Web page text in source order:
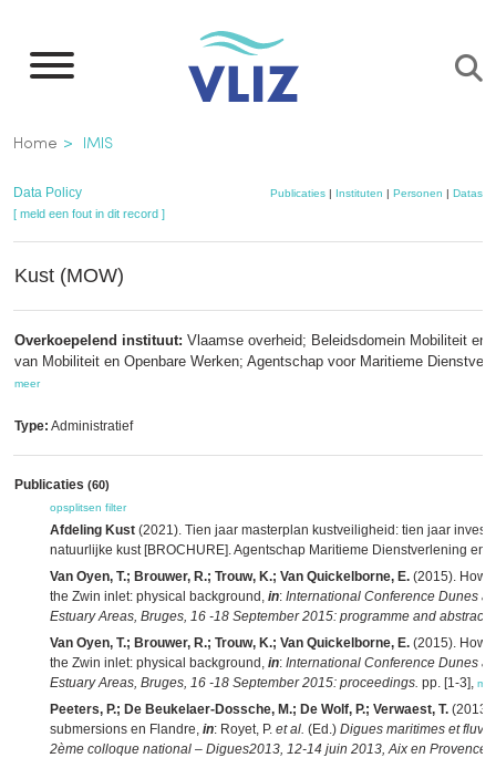
naar
inhoud
gaan
Kruimelpad
Home IMIS
Data Policy Publicaties | Instituten | Personen |
[ meld een fout in dit record ]
Kust (MOW)
Overkoepelend instituut: Vlaamse overheid; Beleidsdomein Mobiliteit en
van Mobiliteit en Openbare Werken; Agentschap voor Maritieme
meer
Type: Administratief
Publicaties (60)
opsplitsen filter
Afdeling Kust (2021). Tien jaar masterplan kustveiligheid: tien jaar
natuurlijke kust [BROCHURE]. Agentschap Maritieme Dienstverlening en
Van Oyen, T.; Brouwer, R.; Trouw, K.; Van Quickelborne, E. (2015). How
the Zwin inlet: physical background, in: International Conference Dunes
Estuary Areas, Bruges, 16 -18 September 2015: programme and
Van Oyen, T.; Brouwer, R.; Trouw, K.; Van Quickelborne, E. (2015). How
the Zwin inlet: physical background, in: International Conference Dunes
Estuary Areas, Bruges, 16 -18 September 2015: proceedings. pp. [1-3],
Peeters, P.; De Beukelaer-Dossche, M.; De Wolf, P.; Verwaest, T.
submersions en Flandre, in: Royet, P. et al. (Ed.) Digues maritimes et
2ème colloque national – Digues2013, 12-14 juin 2013, Aix en Provence.